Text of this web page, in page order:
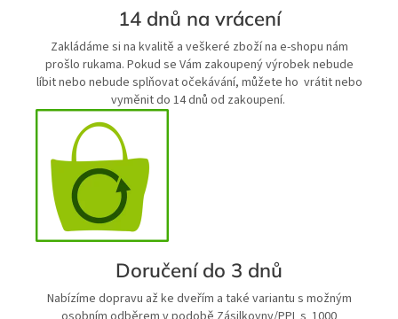
14 dnů na vrácení
Zakládáme si na kvalitě a veškeré zboží na e-shopu nám
prošlo rukama. Pokud se Vám zakoupený výrobek nebude
líbit nebo nebude splňovat očekávání, můžete ho vrátit nebo
vyměnit do 14 dnů od zakoupení.
Doručení do 3 dnů
Nabízíme dopravu až ke dveřím a také variantu s možným